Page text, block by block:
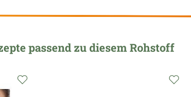
passend zu diesem Rohstoff